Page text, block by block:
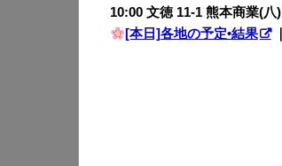
10:00 文徳 11-1 熊本商業(八)
[本日]各地の予定•結果